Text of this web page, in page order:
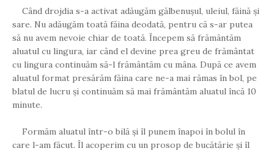
Când drojdia s-a activat adăugăm gălbenușul, uleiul, făină și
sare. Nu adăugăm toată făina deodată, pentru că s-ar putea
să nu avem nevoie chiar de toată. Începem să frământăm
aluatul cu lingura, iar când el devine prea greu de frământat
cu lingura continuăm să-l frământăm cu mâna. După ce avem
aluatul format presărăm făina care ne-a mai rămas în bol, pe
blatul de lucru și continuăm să mai frământăm aluatul încă 10
minute.
Formăm aluatul într-o bilă și îl punem înapoi în bolul în
care l-am făcut. Îl acoperim cu un prosop de bucătărie și îl